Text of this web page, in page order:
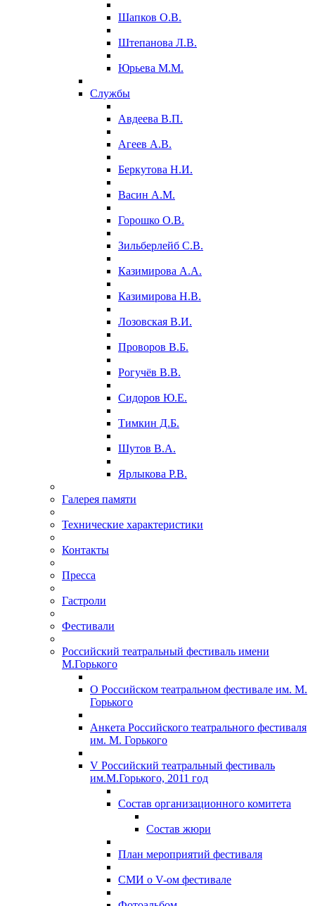
Шапков О.В.
Штепанова Л.В.
Юрьева М.М.
Службы
Авдеева В.П.
Агеев А.В.
Беркутова Н.И.
Васин А.М.
Горошко О.В.
Зильберлейб С.В.
Казимирова А.А.
Казимирова Н.В.
Лозовская В.И.
Проворов В.Б.
Рогучёв В.В.
Сидоров Ю.Е.
Тимкин Д.Б.
Шутов В.А.
Ярлыкова Р.В.
Галерея памяти
Технические характеристики
Контакты
Пресса
Гастроли
Фестивали
Российский театральный фестиваль имени
М.Горького
О Российском театральном фестивале им. М.
Горького
Анкета Российского театрального фестиваля
им. М. Горького
V Российский театральный фестиваль
им.М.Горького, 2011 год
Состав организационного комитета
Состав жюри
План мероприятий фестиваля
СМИ о V-ом фестивале